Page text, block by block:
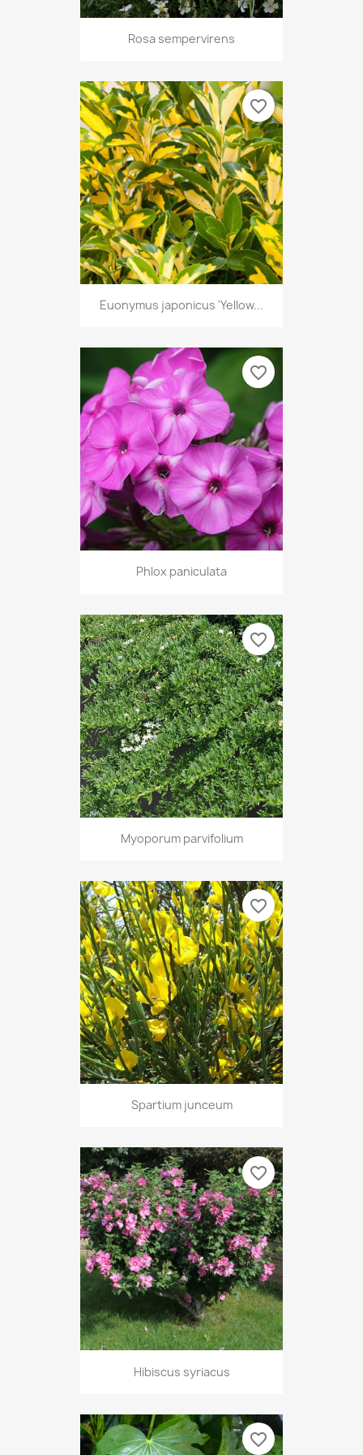
Rosa sempervirens
Euonymus japonicus 'Yellow...
favorite_border
Phlox paniculata
favorite_border
Myoporum parvifolium
favorite_border
Spartium junceum
favorite_border
Hibiscus syriacus
favorite_border
favorite_border